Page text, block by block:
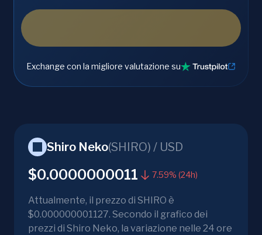
Exchange con la migliore valutazione su
Shiro Neko(SHIRO) / USD
$0.0000000011 7.59% (24h)
Attualmente, il prezzo di SHIRO è
$0.000000001127. Secondo il grafico dei
prezzi di Shiro Neko, la variazione nelle 24 ore